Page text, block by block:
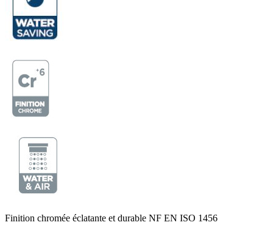
Finition chromée éclatante et durable NF EN ISO 1456